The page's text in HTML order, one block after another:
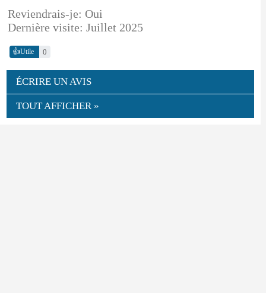
Reviendrais-je: Oui
Dernière visite: Juillet 2025
👍Utile 0
ÉCRIRE UN AVIS
TOUT AFFICHER »